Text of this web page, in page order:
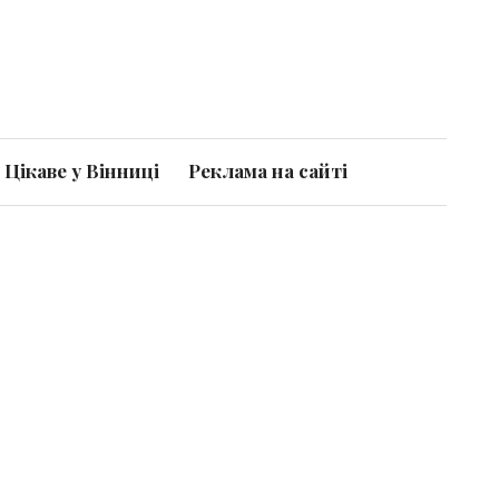
Цікаве у Вінниці Реклама на сайті